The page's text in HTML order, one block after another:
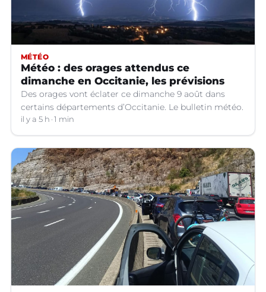
MÉTÉO
Météo : des orages attendus ce
dimanche en Occitanie, les prévisions
Des orages vont éclater ce dimanche 9 août dans
certains départements d’Occitanie. Le bulletin météo.
il y a 5 h 1 min